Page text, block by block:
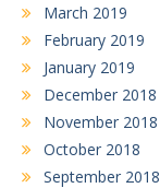
March 2019
February 2019
January 2019
December 2018
November 2018
October 2018
September 2018